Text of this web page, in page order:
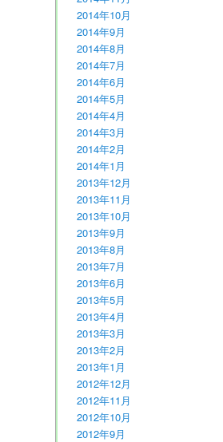
2014年10月
2014年9月
2014年8月
2014年7月
2014年6月
2014年5月
2014年4月
2014年3月
2014年2月
2014年1月
2013年12月
2013年11月
2013年10月
2013年9月
2013年8月
2013年7月
2013年6月
2013年5月
2013年4月
2013年3月
2013年2月
2013年1月
2012年12月
2012年11月
2012年10月
2012年9月